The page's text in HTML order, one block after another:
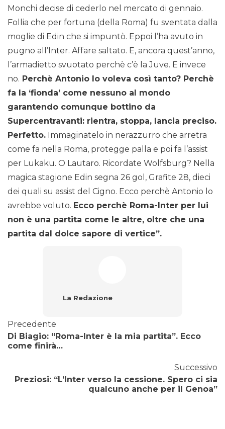
Monchi decise di cederlo nel mercato di gennaio.
Follia che per fortuna (della Roma) fu sventata dalla
moglie di Edin che si impuntò. Eppoi l’ha avuto in
pugno all’Inter. Affare saltato. E, ancora quest’anno,
l’armadietto svuotato perchè c’è la Juve. E invece
no. Perchè Antonio lo voleva così tanto? Perchè
fa la ‘fionda’ come nessuno al mondo
garantendo comunque bottino da
Supercentravanti: rientra, stoppa, lancia preciso.
Perfetto. Immaginatelo in nerazzurro che arretra
come fa nella Roma, protegge palla e poi fa l’assist
per Lukaku. O Lautaro. Ricordate Wolfsburg? Nella
magica stagione Edin segna 26 gol, Grafite 28, dieci
dei quali su assist del Cigno. Ecco perchè Antonio lo
avrebbe voluto. Ecco perchè Roma-Inter per lui
non è una partita come le altre, oltre che una
partita dal dolce sapore di vertice”.
La Redazione
Precedente
Di Biagio: “Roma-Inter è la mia partita”. Ecco
come finirà…
Successivo
Preziosi: “L’Inter verso la cessione. Spero ci sia
qualcuno anche per il Genoa”